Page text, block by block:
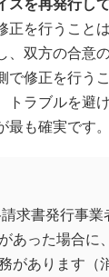
スを再発行し
正を行うこと
、双方の合意
で修正を行う
トラブルを避
最も確実です。
求書発行事業
あった場合に
があります（